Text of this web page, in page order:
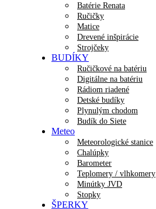
Batérie Renata
Ručičky
Matice
Drevené inšpirácie
Strojčeky
BUDÍKY
Ručičkové na batériu
Digitálne na batériu
Rádiom riadené
Detské budíky
Plynulým chodom
Budík do Siete
Meteo
Meteorologické stanice
Chalúpky
Barometer
Teplomery / vlhkomery
Minútky JVD
Stopky
ŠPERKY